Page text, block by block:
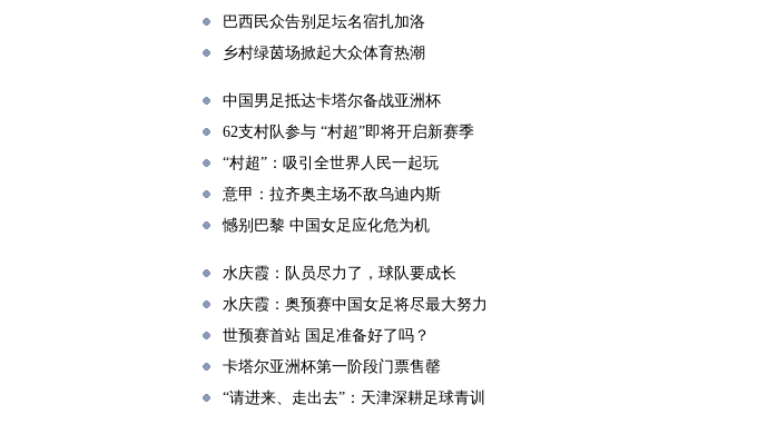
巴西民众告别足坛名宿扎加洛
乡村绿茵场掀起大众体育热潮
中国男足抵达卡塔尔备战亚洲杯
62支村队参与 “村超”即将开启新赛季
“村超”：吸引全世界人民一起玩
意甲：拉齐奥主场不敌乌迪内斯
憾别巴黎 中国女足应化危为机
水庆霞：队员尽力了，球队要成长
水庆霞：奥预赛中国女足将尽最大努力
世预赛首站 国足准备好了吗？
卡塔尔亚洲杯第一阶段门票售罄
“请进来、走出去”：天津深耕足球青训